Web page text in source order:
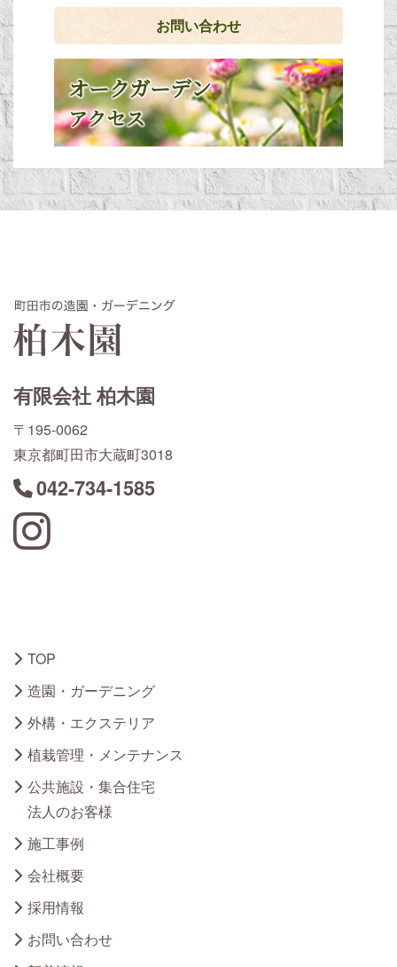
お問い合わせ
オークガーデン
アクセス
有限会社 柏木園
〒195-0062
東京都町田市大蔵町3018
042-734-1585
Instagram
TOP
造園・ガーデニング
外構・エクステリア
植栽管理・メンテナンス
公共施設・集合住宅
法人のお客様
施工事例
会社概要
採用情報
お問い合わせ